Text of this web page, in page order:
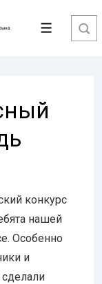
Меню
конкурс
нашей
Особенно
и